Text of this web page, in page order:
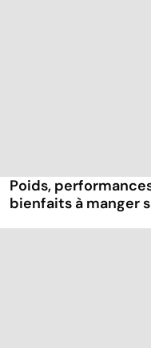
Poids,
bienfaits à manger